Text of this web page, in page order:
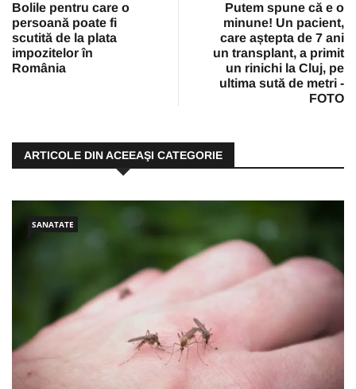
Bolile pentru care o
persoană poate fi
scutită de la plata
impozitelor în
România
Putem spune că e o
minune! Un pacient,
care aștepta de 7 ani
un transplant, a primit
un rinichi la Cluj, pe
ultima sută de metri -
FOTO
ARTICOLE DIN ACEEAŞI CATEGORIE
SANATATE